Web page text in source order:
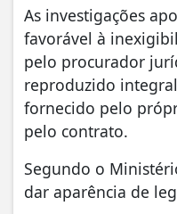
As investigações
favorável à
pelo procurador
reproduzido
fornecido pelo
pelo contrato.
Segundo o
dar aparência de